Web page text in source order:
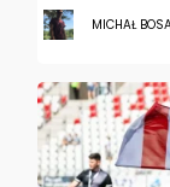
MICHAŁ